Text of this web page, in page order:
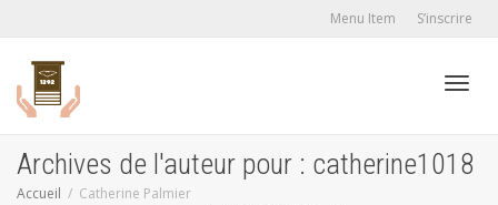
Menu Item S’inscrire
Archives de l'auteur pour : catherine1018
Accueil
Catherine Palmier